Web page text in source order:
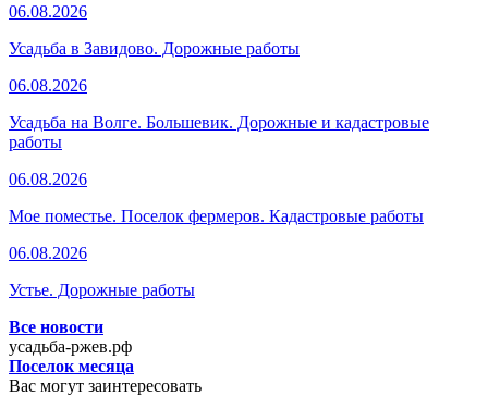
06.08.2026
Усадьба в Завидово. Дорожные работы
06.08.2026
Усадьба на Волге. Большевик. Дорожные и кадастровые
работы
06.08.2026
Мое поместье. Поселок фермеров. Кадастровые работы
06.08.2026
Устье. Дорожные работы
Все новости
усадьба-ржев.рф
Поселок месяца
Вас могут заинтересовать